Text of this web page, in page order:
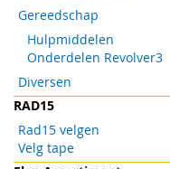
Gereedschap
Hulpmiddelen
Onderdelen Revolver3
Diversen
RAD15
Rad15 velgen
Velg tape